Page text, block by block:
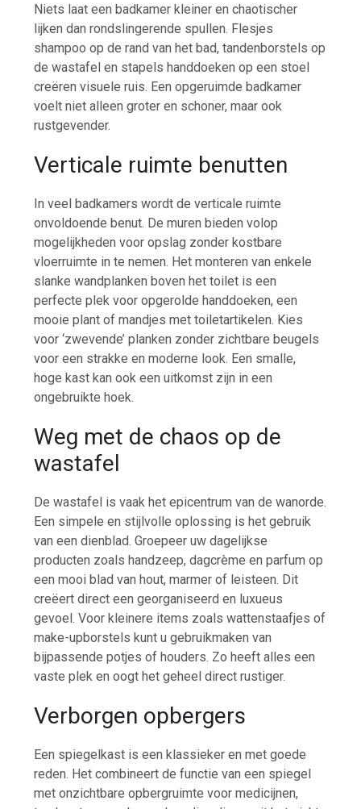
Niets laat een badkamer kleiner en chaotischer
lijken dan rondslingerende spullen. Flesjes
shampoo op de rand van het bad, tandenborstels op
de wastafel en stapels handdoeken op een stoel
creëren visuele ruis. Een opgeruimde badkamer
voelt niet alleen groter en schoner, maar ook
rustgevender.
Verticale ruimte benutten
In veel badkamers wordt de verticale ruimte
onvoldoende benut. De muren bieden volop
mogelijkheden voor opslag zonder kostbare
vloerruimte in te nemen. Het monteren van enkele
slanke wandplanken boven het toilet is een
perfecte plek voor opgerolde handdoeken, een
mooie plant of mandjes met toiletartikelen. Kies
voor ‘zwevende’ planken zonder zichtbare beugels
voor een strakke en moderne look. Een smalle,
hoge kast kan ook een uitkomst zijn in een
ongebruikte hoek.
Weg met de chaos op de
wastafel
De wastafel is vaak het epicentrum van de wanorde.
Een simpele en stijlvolle oplossing is het gebruik
van een dienblad. Groepeer uw dagelijkse
producten zoals handzeep, dagcrème en parfum op
een mooi blad van hout, marmer of leisteen. Dit
creëert direct een georganiseerd en luxueus
gevoel. Voor kleinere items zoals wattenstaafjes of
make-upborstels kunt u gebruikmaken van
bijpassende potjes of houders. Zo heeft alles een
vaste plek en oogt het geheel direct rustiger.
Verborgen opbergers
Een spiegelkast is een klassieker en met goede
reden. Het combineert de functie van een spiegel
met onzichtbare opbergruimte voor medicijnen,